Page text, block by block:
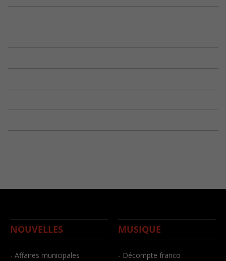
NOUVELLES
- Affaires municipales
MUSIQUE
- Décompte franco